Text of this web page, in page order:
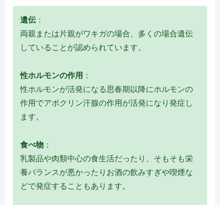
遺伝 ：
両親または片親がワキガの場合、多くの場合遺伝
していることが認められています。
性ホルモンの作用 ：
性ホルモンが活発になる思春期以降にホルモンの
作用でアポクリン汗腺の作用が活発になり発症し
ます。
食べ物 ：
乳製品や肉類中心の食生活だったり、そもそも栄
養バランスが悪かったりお酒の飲みすぎや喫煙な
どで発症することもあります。